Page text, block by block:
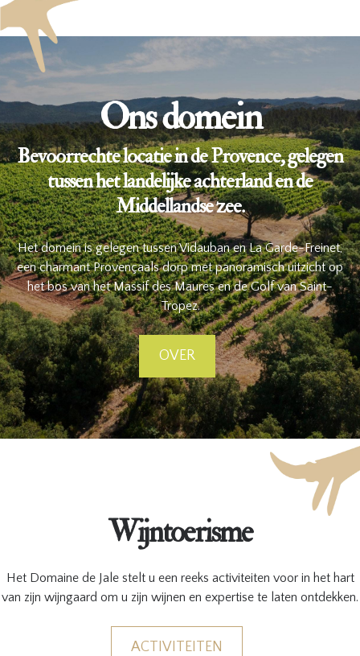
Ons domein
Bevoorrechte locatie in de Provence, gelegen
tussen het landelijke achterland en de
Middellandse zee.
Het domein is gelegen tussen Vidauban en La Garde-Freinet,
een charmant Provençaals dorp met panoramisch uitzicht op
het bos van het Massif des Maures en de Golf van Saint-
Tropez.
OVER
Wijntoerisme
Het Domaine de Jale stelt u een reeks activiteiten voor in het hart
van zijn wijngaard om u zijn wijnen en expertise te laten ontdekken.
ACTIVITEITEN